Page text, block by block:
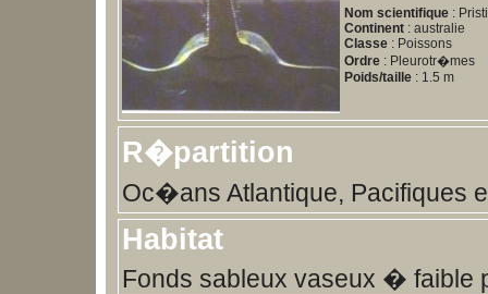
Nom scientifique:
Continent: australie
Classe: Poissons
Ordre: Pleurotr�mes
Poids/taille: 1.5 m
R�partition
Oc�ans Atlantique, Pacifiques
Habitat
Fonds sableux vaseux � faible